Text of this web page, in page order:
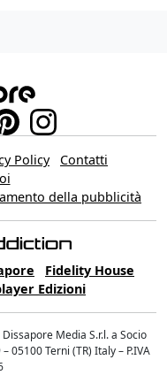
Policy
Contatti
della pubblicità
Fidelity House
Edizioni
Media S.r.l. a Socio
05100 Terni (TR) Italy – P.IVA